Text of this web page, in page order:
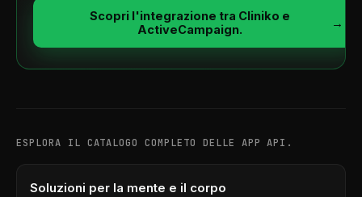
Scopri l'integrazione tra Cliniko e
ActiveCampaign.
→
ESPLORA IL CATALOGO COMPLETO DELLE APP API.
Soluzioni per la mente e il corpo